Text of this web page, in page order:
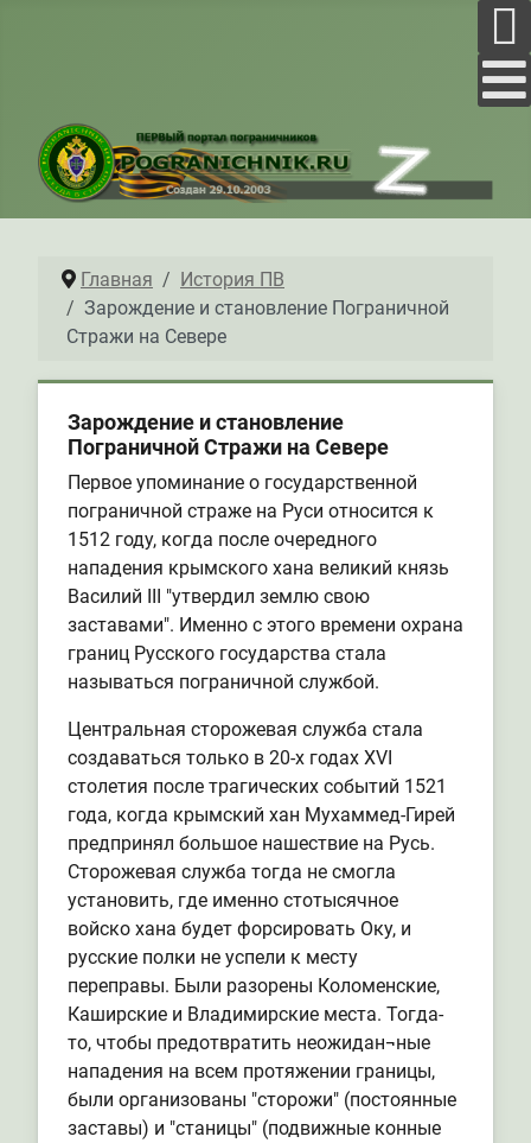
Главная
История ПВ
Зарождение и становление Пограничной
Стражи на Севере
Зарождение и становление
Пограничной Стражи на Севере
Первое упоминание о государственной
пограничной страже на Руси относится к
1512 году, когда после очередного
нападения крымского хана великий князь
Василий III "утвердил землю свою
заставами". Именно с этого времени охрана
границ Русского государства стала
называться пограничной службой.
Центральная сторожевая служба стала
создаваться только в 20-х годах XVI
столетия после трагических событий 1521
года, когда крымский хан Мухаммед-Гирей
предпринял большое нашествие на Русь.
Сторожевая служба тогда не смогла
установить, где именно стотысячное
войско хана будет форсировать Оку, и
русские полки не успели к месту
переправы. Были разорены Коломенские,
Каширские и Владимирские места. Тогда-
то, чтобы предотвратить неожидан¬ные
нападения на всем протяжении границы,
были организованы "сторожи" (постоянные
заставы) и "станицы" (подвижные конные